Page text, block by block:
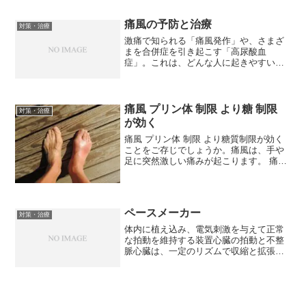
いう結果が出ていま...
対策・治療 痛風の予防と治療
激痛で知られる「痛風発作」や、さまざ
まを合併症を引き起こす「高尿酸血
症」。これは、どんな人に起きやすいの
（痛風発作）が起きる病気で、その...
対策・治療
痛風 プリン体 制限 より糖 制限
が効く
痛風 プリン体 制限 より糖質制限が効く
ことをご存じでしょうか。痛風は、手や
足に突然激しい痛みが起こります。 痛み
対策・治療 ペースメーカー
体内に植え込み、電気刺激を与えて正常
な拍動を維持する装置心臓の拍動と不整
脈心臓は、一定のリズムで収縮と拡張を